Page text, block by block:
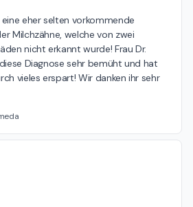
eher selten vorkommende
Milchzähne, welche von zwei
nicht erkannt wurde! Frau Dr.
Diagnose sehr bemüht und hat
vieles erspart! Wir danken ihr sehr